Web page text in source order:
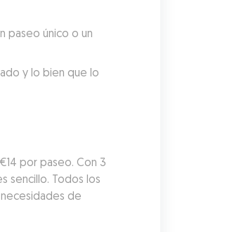
paseo único o un
y lo bien que lo
por paseo. Con 3
sencillo. Todos los
de